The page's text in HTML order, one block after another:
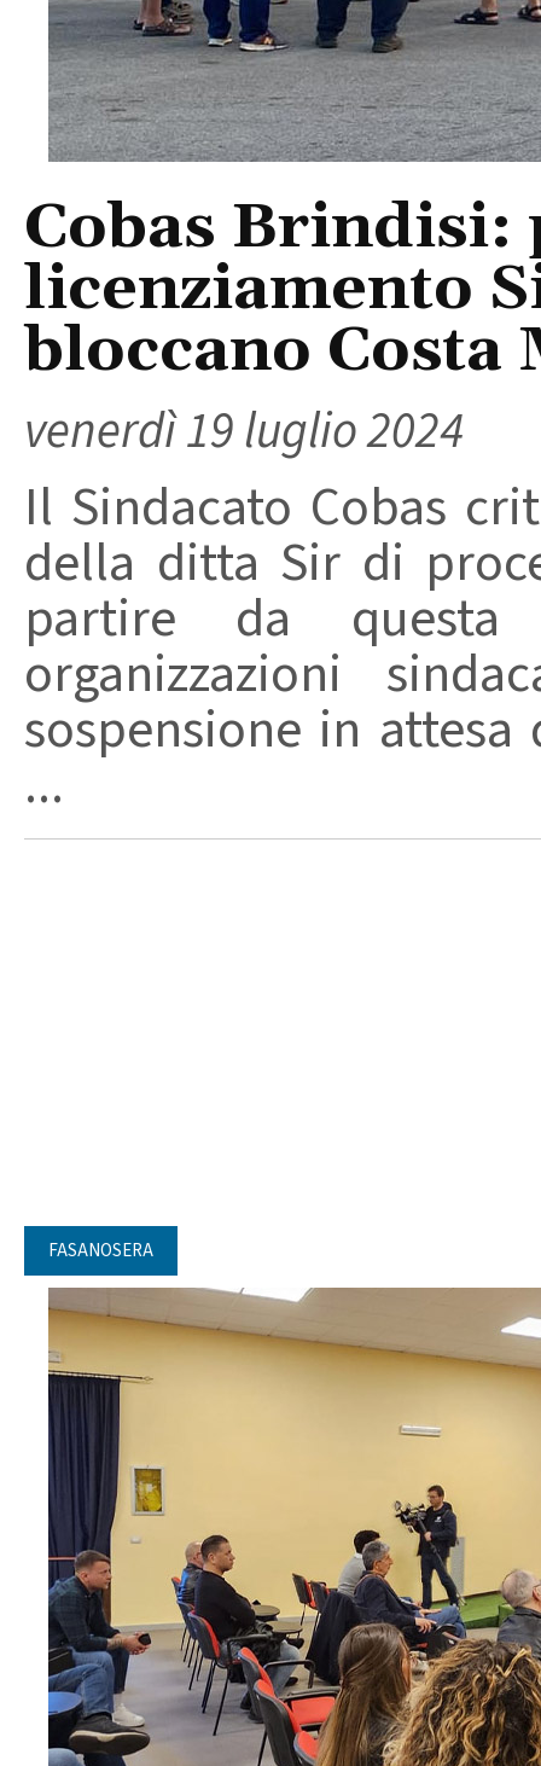
Cobas
licenziamento
bloccano Costa
venerdì 19 luglio 2024
Il Sindacato Cobas
della ditta Sir di
partire da questa
organizzazioni
sospensione in
...
FASANOSERA